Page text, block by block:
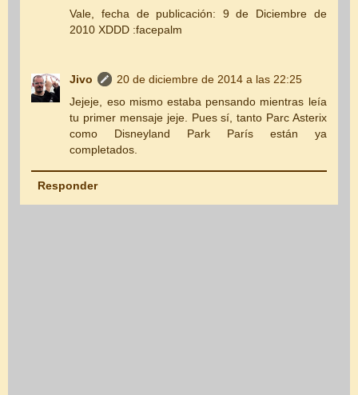
Vale, fecha de publicación: 9 de Diciembre de
2010 XDDD :facepalm
Jivo
20 de diciembre de 2014 a las 22:25
Jejeje, eso mismo estaba pensando mientras leía
tu primer mensaje jeje. Pues sí, tanto Parc Asterix
como Disneyland Park París están ya
completados.
Responder